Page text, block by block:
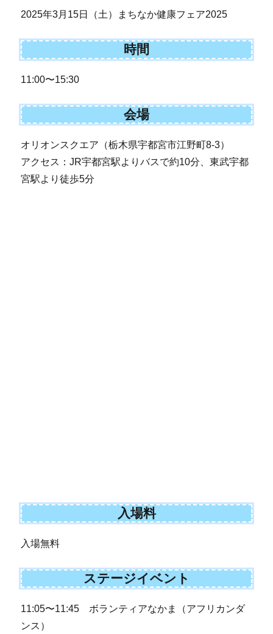
2025年3月15日（土）まちなか健康フェア2025
時間
11:00〜15:30
会場
オリオンスクエア（栃木県宇都宮市江野町8-3）
アクセス：JR宇都宮駅よりバスで約10分、東武宇都
宮駅より徒歩5分
入場料
入場無料
ステージイベント
11:05〜11:45 ボランティアなかま（アフリカンダ
ンス）